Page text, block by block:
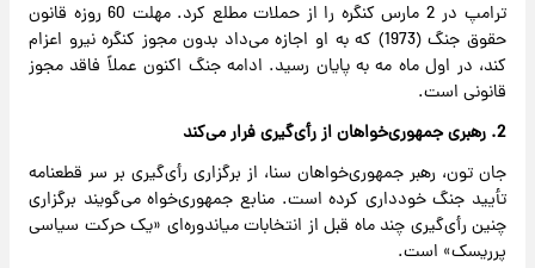
ترامپ در 2 مارس کنگره را از حملات مطلع کرد. مهلت 60 روزه قانون
حقوق جنگ (1973) که به او اجازه می‌داد بدون مجوز کنگره نیرو اعزام
کند، در اول ماه مه به پایان رسید. ادامه جنگ اکنون عملاً فاقد مجوز
قانونی است.
جان تون، رهبر جمهوری‌خواهان سنا، از برگزاری رأی‌گیری بر سر قطعنامه
تأیید جنگ خودداری کرده است. منابع جمهوری‌خواه می‌گویند برگزاری
چنین رأی‌گیری چند ماه قبل از انتخابات میاندوره‌ای «یک حرکت سیاسی
پرریسک» است.